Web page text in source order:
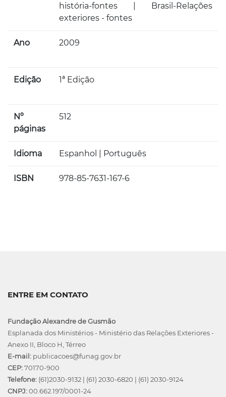
história-fontes | Brasil-Relações
exteriores - fontes
Ano 2009
Edição 1ª Edição
Nº
páginas
512
Idioma Espanhol | Português
ISBN 978-85-7631-167-6
ENTRE EM CONTATO
Fundação Alexandre de Gusmão
Esplanada dos Ministérios - Ministério das Relações Exteriores -
Anexo II, Bloco H, Térreo
E-mail: publicacoes@funag.gov.br
CEP:70170-900
Telefone: (61)2030-9132 | (61) 2030-6820 | (61) 2030-9124
CNPJ:00.662.197/0001-24